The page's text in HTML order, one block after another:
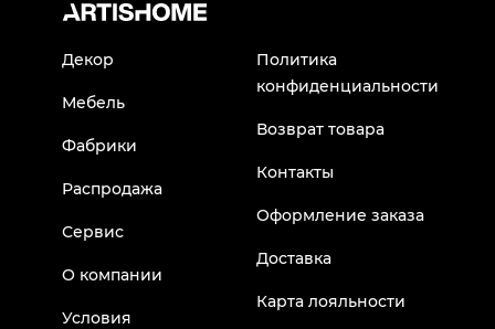
Декор
Мебель
Фабрики
Распродажа
Сервис
О компании
Условия
Политика
конфиденциальности
Возврат товара
Контакты
Оформление заказа
Доставка
Карта лояльности